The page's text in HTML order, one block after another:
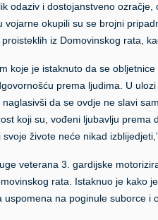
odaziv i dostojanstveno
okupili su se brojni
iz Domovinskog rata,
koje je istaknuto da se
prema ljudima. U
da se ovdje ne slavi
koji su, vođeni ljubavlju
živote neće nikad
veterana 3. gardijske
rata. Istaknuo je kako
na poginule suborce i